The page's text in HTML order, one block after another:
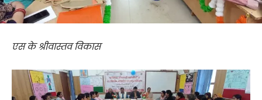
एस के श्रीवास्तव विकास